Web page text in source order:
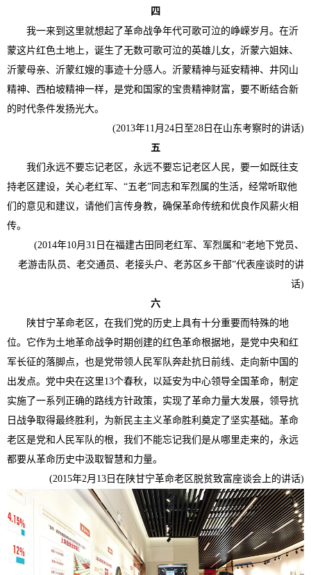
四
我一来到这里就想起了革命战争年代可歌可泣的峥嵘岁月。在沂
蒙这片红色土地上，诞生了无数可歌可泣的英雄儿女，沂蒙六姐妹、
沂蒙母亲、沂蒙红嫂的事迹十分感人。沂蒙精神与延安精神、井冈山
精神、西柏坡精神一样，是党和国家的宝贵精神财富，要不断结合新
的时代条件发扬光大。
(2013年11月24日至28日在山东考察时的讲话)
五
我们永远不要忘记老区，永远不要忘记老区人民，要一如既往支
持老区建设，关心老红军、“五老”同志和军烈属的生活，经常听取他
们的意见和建议，请他们言传身教，确保革命传统和优良作风薪火相
传。
(2014年10月31日在福建古田同老红军、军烈属和“老地下党员、
老游击队员、老交通员、老接头户、老苏区乡干部”代表座谈时的讲
话)
六
陕甘宁革命老区，在我们党的历史上具有十分重要而特殊的地
位。它作为土地革命战争时期创建的红色革命根据地，是党中央和红
军长征的落脚点，也是党带领人民军队奔赴抗日前线、走向新中国的
出发点。党中央在这里13个春秋，以延安为中心领导全国革命，制定
实施了一系列正确的路线方针政策，实现了革命力量大发展，领导抗
日战争取得最终胜利，为新民主主义革命胜利奠定了坚实基础。革命
老区是党和人民军队的根，我们不能忘记我们是从哪里走来的，永远
都要从革命历史中汲取智慧和力量。
(2015年2月13日在陕甘宁革命老区脱贫致富座谈会上的讲话)